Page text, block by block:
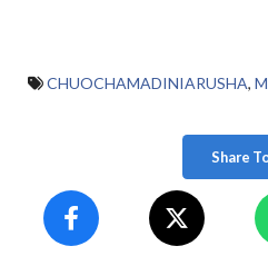
CHUOCHAMADINIARUSHA,
Share